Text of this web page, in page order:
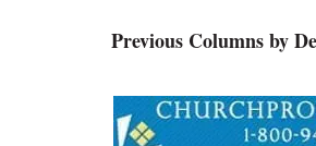
Previous Columns by